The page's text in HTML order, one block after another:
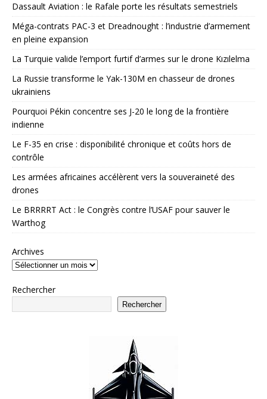
Dassault Aviation : le Rafale porte les résultats semestriels
Méga-contrats PAC-3 et Dreadnought : l’industrie d’armement
en pleine expansion
La Turquie valide l’emport furtif d’armes sur le drone Kızılelma
La Russie transforme le Yak-130M en chasseur de drones
ukrainiens
Pourquoi Pékin concentre ses J-20 le long de la frontière
indienne
Le F-35 en crise : disponibilité chronique et coûts hors de
contrôle
Les armées africaines accélèrent vers la souveraineté des
drones
Le BRRRRT Act : le Congrès contre l’USAF pour sauver le
Warthog
Archives
Rechercher
Rechercher